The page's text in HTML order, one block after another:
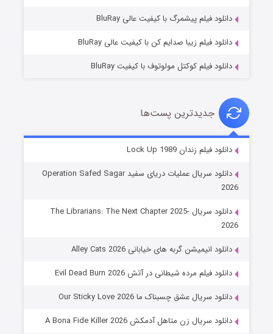
شوهر
عملیات آپارتمان
قسمت۲ (زیرنویس) منتشر شد
دانلود فیلم پیشمرگ با کیفیت عالی BluRay
دانلود فیلم زیبا صدایم کن با کیفیت عالی BluRay
دانلود فیلم کوکتل مولوتوف با کیفیت BluRay
جدیدترین پست‌ها
دانلود فیلم زندان Lock Up 1989
دانلود سریال عملیات دریای سفید Operation Safed Sagar
2026
دانلود سریال The Librarians: The Next Chapter 2025-
2026
دانلود انیمیشن گربه های خیابانی Alley Cats 2026
دانلود فیلم مرده شیطانی در آتش Evil Dead Burn 2026
دانلود سریال عشق چسبناک ما Our Sticky Love 2026
دانلود سریال زن متاهل آدمکش A Bona Fide Killer 2026